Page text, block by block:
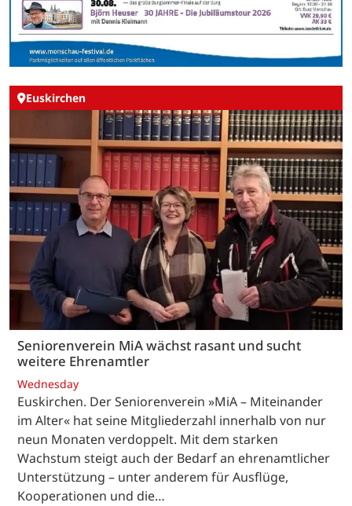
Euskirchen
Seniorenverein MiA wächst rasant und sucht
weitere Ehrenamtler
Wednesday
Euskirchen. Der Seniorenverein »MiA – Miteinander
im Alter« hat seine Mitgliederzahl innerhalb von nur
neun Monaten verdoppelt. Mit dem starken
Wachstum steigt auch der Bedarf an ehrenamtlicher
Unterstützung – unter anderem für Ausflüge,
Kooperationen und die…